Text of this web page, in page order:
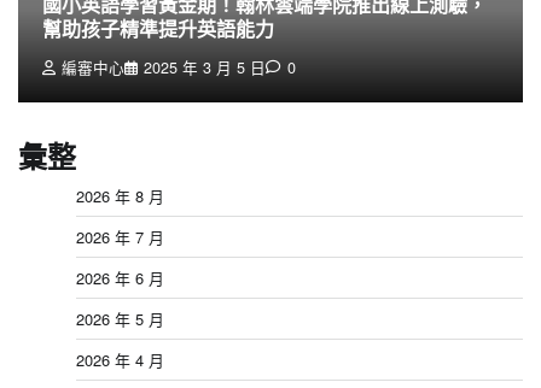
幫助孩子精準提升英語能力
編審中心 2025 年 3 月 5 日 0
彙整
2026 年 8 月
2026 年 7 月
2026 年 6 月
2026 年 5 月
2026 年 4 月